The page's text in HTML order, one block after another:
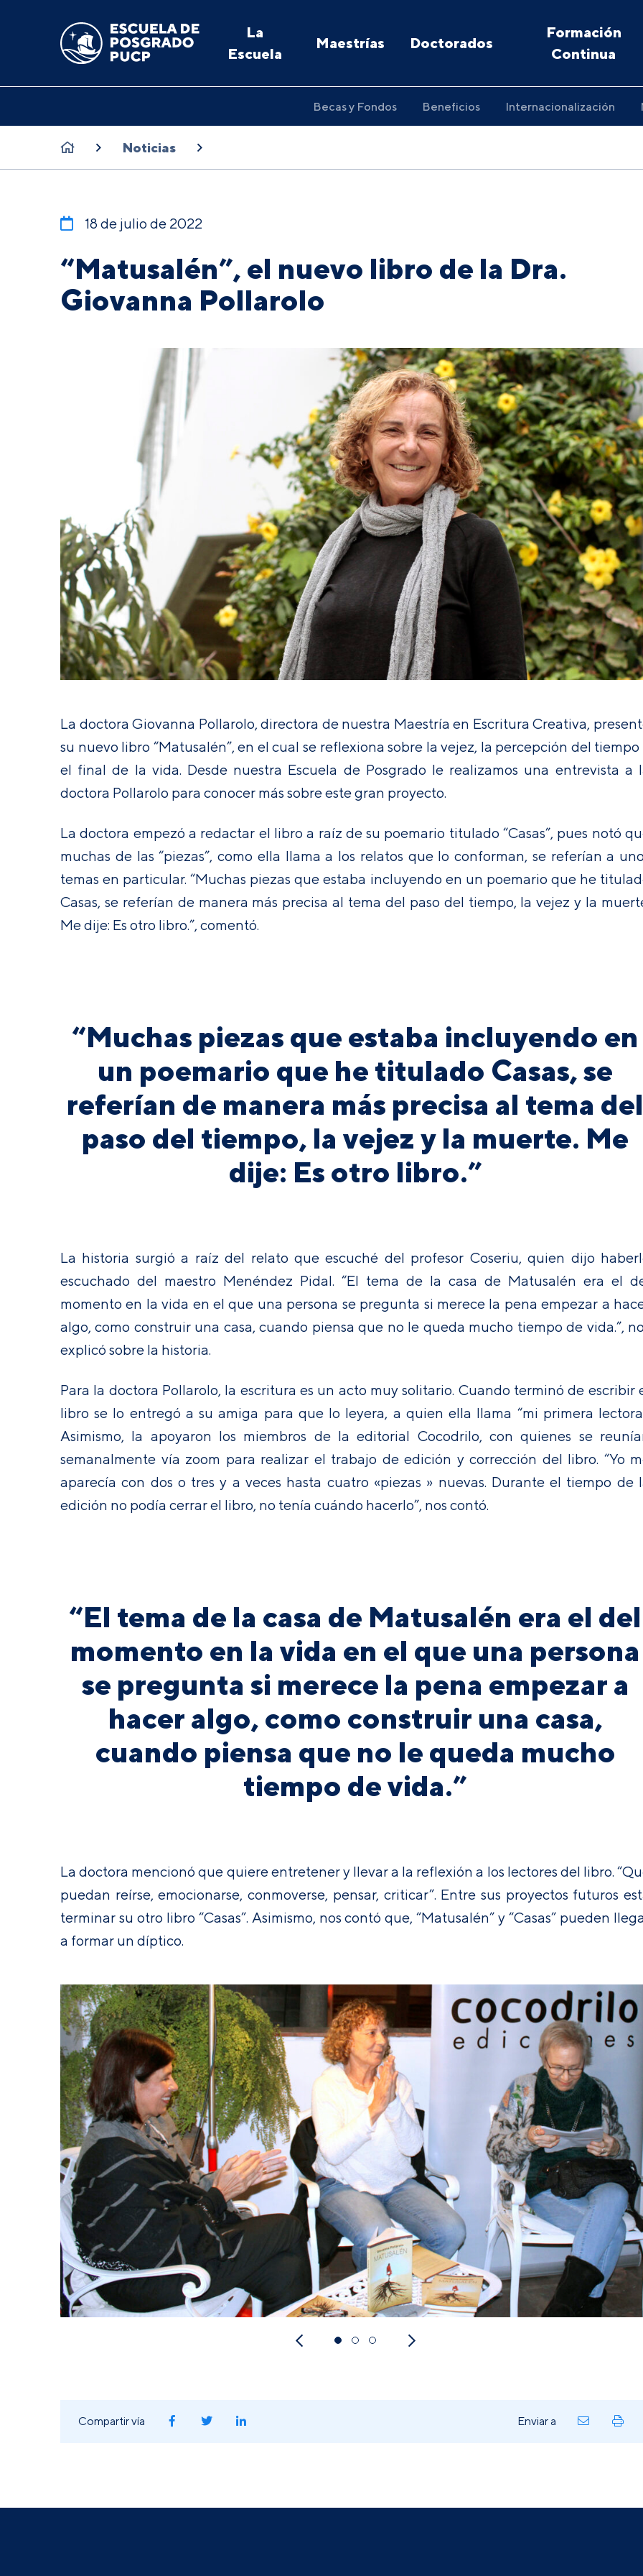
La
Escuela
Maestrías Doctorados
Formación
Continua
Becas y Fondos Beneficios Internacionalización
Noticias
18 de julio de 2022
“Matusalén”, el nuevo libro de la Dra.
Giovanna Pollarolo
La doctora Giovanna Pollarolo, directora de nuestra Maestría en Escritura Creativa,
su nuevo libro “Matusalén”, en el cual se reflexiona sobre la vejez, la percepción del tiempo
el final de la vida. Desde nuestra Escuela de Posgrado le realizamos una entrevista a
doctora Pollarolo para conocer más sobre este gran proyecto.
La doctora empezó a redactar el libro a raíz de su poemario titulado “Casas”, pues notó
muchas de las “piezas”, como ella llama a los relatos que lo conforman, se referían a
temas en particular. “Muchas piezas que estaba incluyendo en un poemario que he
Casas, se referían de manera más precisa al tema del paso del tiempo, la vejez y la
Me dije: Es otro libro.”, comentó.
“Muchas piezas que estaba incluyendo en
un poemario que he titulado Casas, se
referían de manera más precisa al tema del
paso del tiempo, la vejez y la muerte. Me
dije: Es otro libro.”
La historia surgió a raíz del relato que escuché del profesor Coseriu, quien dijo
escuchado del maestro Menéndez Pidal. “El tema de la casa de Matusalén era el
momento en la vida en el que una persona se pregunta si merece la pena empezar a
algo, como construir una casa, cuando piensa que no le queda mucho tiempo de vida.”,
explicó sobre la historia.
Para la doctora Pollarolo, la escritura es un acto muy solitario. Cuando terminó de escribir
libro se lo entregó a su amiga para que lo leyera, a quien ella llama “mi primera
Asimismo, la apoyaron los miembros de la editorial Cocodrilo, con quienes se
semanalmente vía zoom para realizar el trabajo de edición y corrección del libro. “Yo
aparecía con dos o tres y a veces hasta cuatro «piezas » nuevas. Durante el tiempo de
edición no podía cerrar el libro, no tenía cuándo hacerlo”, nos contó.
“El tema de la casa de Matusalén era el del
momento en la vida en el que una persona
se pregunta si merece la pena empezar a
hacer algo, como construir una casa,
cuando piensa que no le queda mucho
tiempo de vida.”
La doctora mencionó que quiere entretener y llevar a la reflexión a los lectores del libro. “
puedan reírse, emocionarse, conmoverse, pensar, criticar”. Entre sus proyectos futuros
terminar su otro libro “Casas”. Asimismo, nos contó que, “Matusalén” y “Casas” pueden
a formar un díptico.
Compartir vía Enviar a